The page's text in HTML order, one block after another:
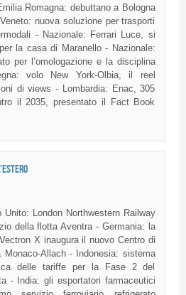
Romagna: debuttano a Bologna
nuova soluzione per trasporti
- Nazionale: Ferrari Luce, si
la casa di Maranello - Nazionale:
per l’omologazione e la disciplina
volo New York-Olbia, il reel
di views - Lombardia: Enac, 305
il 2035, presentato il Fact Book
London Northwestern Railway
della flotta Aventra - Germania: la
X inaugura il nuovo Centro di
Monaco-Allach - Indonesia: sistema
delle tariffe per la Fase 2 del
- India: gli esportatori farmaceutici